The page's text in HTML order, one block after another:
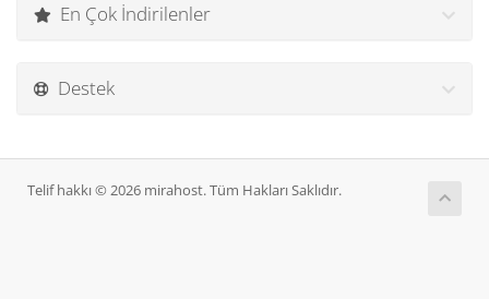
En Çok İndirilenler
Destek
Telif hakkı © 2026 mirahost. Tüm Hakları Saklıdır.